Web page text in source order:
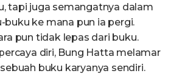
tapi juga semangatnya dalam
ke mana pun ia pergi.
pun tidak lepas dari buku.
diri, Bung Hatta melamar
buku karyanya sendiri.